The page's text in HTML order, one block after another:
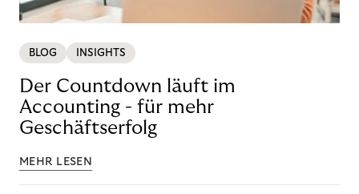
BLOG INSIGHTS
Der Countdown läuft im
Accounting - für mehr
Geschäftserfolg
MEHR LESEN